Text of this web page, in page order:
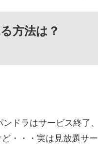
方法は？
ドラはサービス終了、
・・・実は見放題サー